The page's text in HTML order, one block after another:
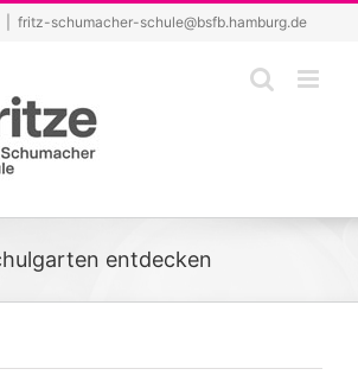
fritz-schumacher-schule@bsfb.hamburg.de
entdecken